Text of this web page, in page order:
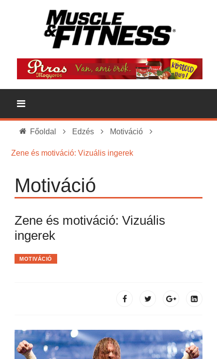
Főoldal Edzés Motiváció
Zene és motiváció: Vizuális ingerek
Motiváció
Zene és motiváció: Vizuális
ingerek
MOTIVÁCIÓ